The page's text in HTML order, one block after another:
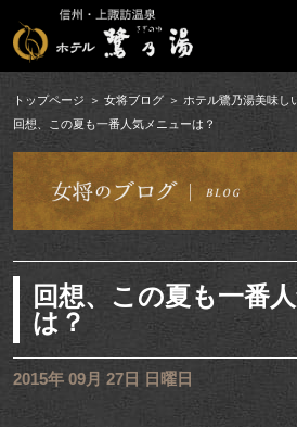
トップページ 女将ブログ
ホテル鷺乃湯美味し
回想、この夏も一番人気メニューは？
回想、この夏も一番
は？
2015年 09月 27日 日曜日